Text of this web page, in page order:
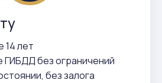
14 лет
ГИБДД без ограничений
без залога